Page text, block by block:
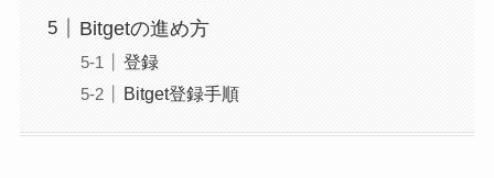
Bitgetの進め方
登録
Bitget登録手順